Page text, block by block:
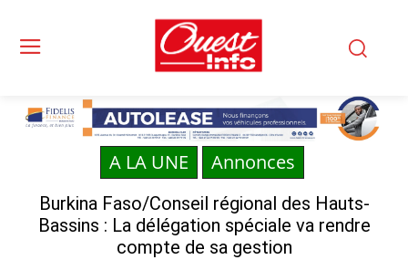
A LA UNE Annonces
Burkina Faso/Conseil régional des Hauts-
Bassins : La délégation spéciale va rendre
compte de sa gestion